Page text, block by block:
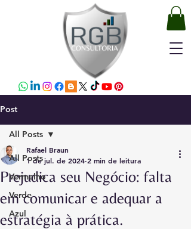
Post
All Posts
Vermelho
Verde
Azul
All Posts
Prejudica seu Negócio: falta
em comunicar e adequar a
estratégia à prática.
Rafael Braun
1 de jul. de 2024 2 min de leitura